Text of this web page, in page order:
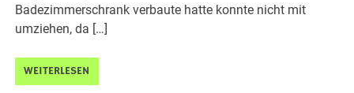
Badezimmerschrank verbaute hatte konnte nicht mit
umziehen, da […]
WEITERLESEN